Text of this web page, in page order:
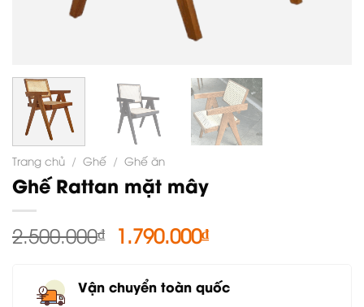
Trang chủ / Ghế / Ghế ăn
Ghế Rattan mặt mây
2.500.000₫ Giá
2.500.000₫.
1.790.000₫Giá
là:
Vận chuyển toàn quốc